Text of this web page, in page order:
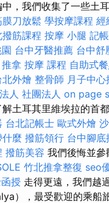
，我們收集了一些土
刀放鬆 學按摩課程 經
撥筋課程 按摩 小腿 記
台中牙醫推薦 台中舒
拿 按摩 課程 自助式
北外燴 整骨師 月子中心
人 社團法人 on page
土耳其里維埃拉的首
台北記帳士 歐式外燴
麼 撥筋領行 台中腳底
撥筋美容 我們後悔並參
竹北推拿整復 seo
授 走得更遠，我們越
），最受歡迎的乘船